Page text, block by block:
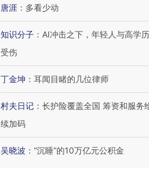
唐涯 ： 多看少动
知识分子 ： AI冲击之下，年轻人与高学
受伤
丁金坤 ： 耳闻目睹的几位律师
村夫日记 ： 长护险覆盖全国 筹资和服务
续加码
吴晓波 ： “沉睡”的10万亿元公积金